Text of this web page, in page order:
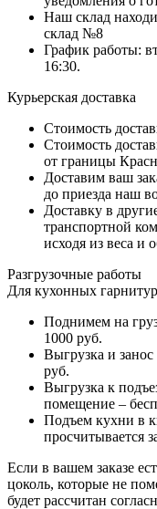
Наш склад
склад №8
График работы:
16:30.
Курьерская доставка
Стоимость
Стоимость
от границы
Доставим ваш
до приезда наш
Доставку в
транспортной
исходя из веса и
Разгрузочные работы
Для кухонных
Поднимем на
1000 руб.
Выгрузка и
руб.
Выгрузка к
помещение –
Подъем кухни в
просчитывается
Если в вашем заказе
цоколь, которые не
будет рассчитан